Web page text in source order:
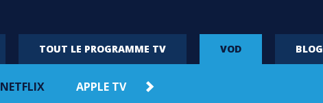
TOUT LE PROGRAMME TV VOD BLOG
NETFLIX APPLE TV